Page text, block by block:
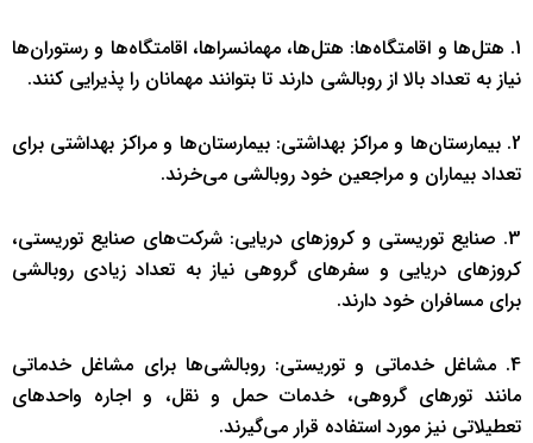
1. هتل‌ها و اقامتگاه‌ها: هتل‌ها، مهمانسراها، اقامتگاه‌ها و رستوران‌ها
نیاز به تعداد بالا از روبالشی دارند تا بتوانند مهمانان را پذیرایی کنند.
2. بیمارستان‌ها و مراکز بهداشتی: بیمارستان‌ها و مراکز بهداشتی برای
تعداد بیماران و مراجعین خود روبالشی می‌خرند.
3. صنایع توریستی و کروزهای دریایی: شرکت‌های صنایع توریستی،
کروزهای دریایی و سفرهای گروهی نیاز به تعداد زیادی روبالشی
برای مسافران خود دارند.
4. مشاغل خدماتی و توریستی: روبالشی‌ها برای مشاغل خدماتی
مانند تور‌های گروهی، خدمات حمل و نقل، و اجاره واحدهای
تعطیلاتی نیز مورد استفاده قرار می‌گیرند.